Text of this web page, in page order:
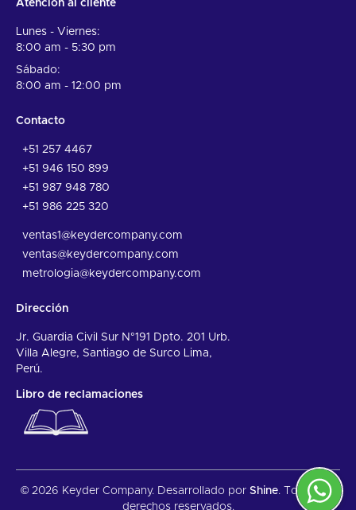
Atención al cliente
Lunes - Viernes:
8:00 am - 5:30 pm
Sábado:
8:00 am - 12:00 pm
Contacto
+51 257 4467
+51 946 150 899
+51 987 948 780
+51 986 225 320
ventas1@keydercompany.com
ventas@keydercompany.com
metrologia@keydercompany.com
Dirección
Jr. Guardia Civil Sur N°191 Dpto. 201 Urb.
Villa Alegre, Santiago de Surco Lima,
Perú.
Libro de reclamaciones
© 2026 Keyder Company. Desarrollado por Shine. Todos los
derechos reservados.